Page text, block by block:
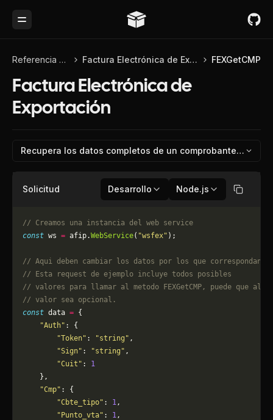
Toggle Menu
Referencia de API Factura Electrónica de Exportación FEXGetCMP
Factura Electrónica de
Exportación
Recupera los datos completos de un comprobante ya
Solicitud Desarrollo Node.js Copiar
// Creamos una instancia del web service
const ws = afip.WebService( "wsfex" );
// Aqui deben cambiar los datos por los que correspondan.
// Esta request de ejemplo incluye todos posibles
// valores para llamar al metodo FEXGetCMP, puede que
// valor sea opcional.
const data = {
    "Auth"
: {
        "Token"
: "string" ,
        "Sign"
: "string" ,
        "Cuit"
: 1
    },
    "Cmp"
: {
        "Cbte_tipo"
: 1,
        "Punto_vta"
: 1,